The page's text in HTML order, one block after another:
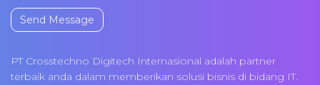
Send Message
PT Crosstechno Digitech Internasional adalah partner
terbaik anda dalam memberikan solusi bisnis di bidang IT.